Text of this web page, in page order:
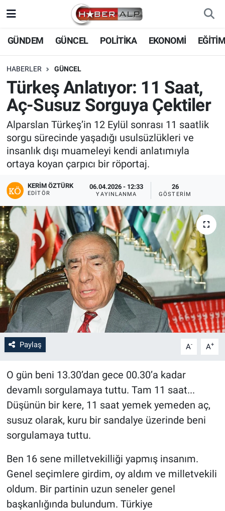
GÜNDEM GÜNCEL POLİTİKA EKONOMİ
HABERLER GÜNCEL
Türkeş Anlatıyor: 11 Saat,
Aç-Susuz Sorguya Çektiler
Alparslan Türkeş’in 12 Eylül sonrası 11 saatlik
sorgu sürecinde yaşadığı usulsüzlükleri ve
insanlık dışı muameleyi kendi anlatımıyla
ortaya koyan çarpıcı bir röportaj.
KERIM ÖZTÜRK
EDITÖR
06.04.2026 - 12:33
YAYINLANMA
26
GÖSTERIM
Paylaş A- A+
O gün beni 13.30’dan gece 00.30’a kadar
devamlı sorgulamaya tuttu. Tam 11 saat...
Düşünün bir kere, 11 saat yemek yemeden aç,
susuz olarak, kuru bir sandalye üzerinde beni
sorgulamaya tuttu.
Ben 16 sene milletvekilliği yapmış insanım.
Genel seçimlere girdim, oy aldım ve milletvekili
oldum. Bir partinin uzun seneler genel
başkanlığında bulundum. Türkiye
Nöbetçi Eczaneler
Hava Durumu
Trafik Durumu
Süper Lig Puan Durumu ve Fikstür
Tüm Manşetler
Son Dakika Haberleri
Haber Arşivi